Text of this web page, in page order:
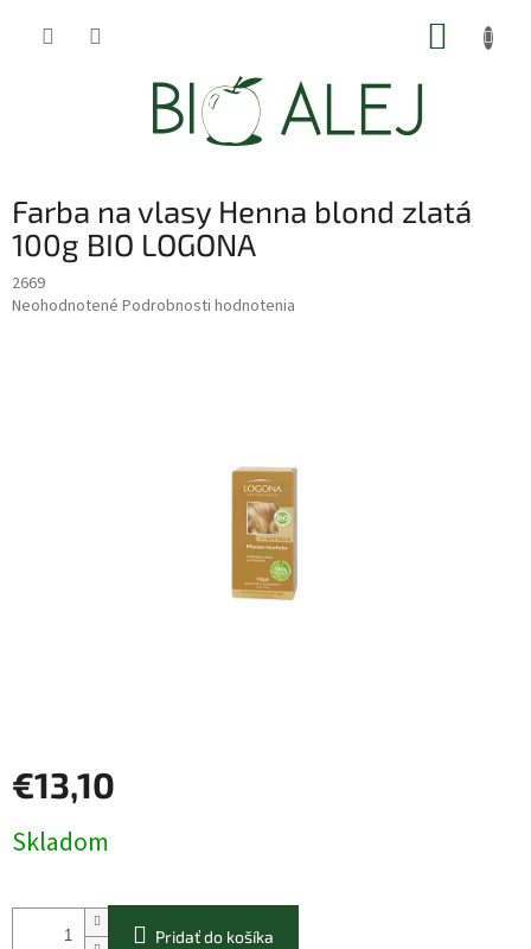
Farba na vlasy Henna blond zlatá
100g BIO LOGONA
2669
Priemerné
Neohodnotené Podrobnosti hodnotenia
€13,10
cena:
Skladom
Pridať do košíka